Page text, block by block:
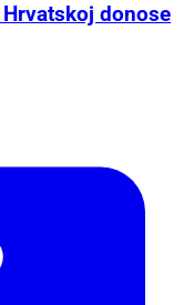
donose